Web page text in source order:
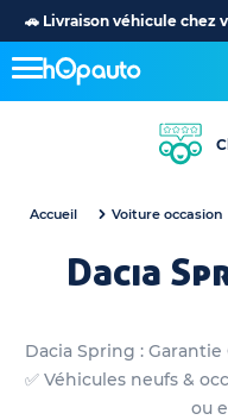
🚗 Livraison véhicule chez
Accueil Voiture occasion
Dacia
Dacia Spring :
✅ Véhicules neufs &
ou